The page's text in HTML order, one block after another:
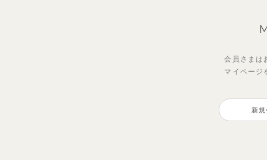
会員さまは
マイページ
新規